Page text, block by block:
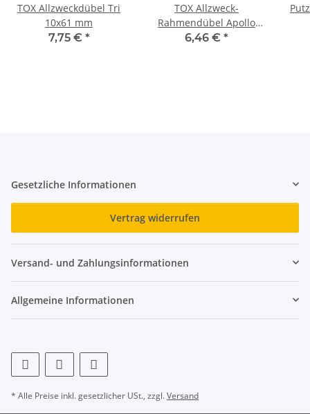
TOX Allzweckdübel Tri
10x61 mm
7,75 € *
TOX Allzweck-
Rahmendübel Apollo
8x100 mm
6,46 € *
Gesetzliche Informationen
Vertrag widerrufen
Versand- und Zahlungsinformationen
Allgemeine Informationen
* Alle Preise inkl. gesetzlicher USt., zzgl.Versand